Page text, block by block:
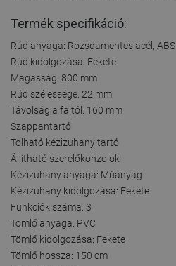
Termék specifikáció:
Rúd anyaga: Rozsdamentes acél, ABS
Rúd kidolgozása: Fekete
Magasság: 800 mm
Rúd szélessége: 22 mm
Távolság a faltól: 160 mm
Szappantartó
Tolható kézizuhany tartó
Állítható szerelőkonzolok
Kézizuhany anyaga: Műanyag
Kézizuhany kidolgozása: Fekete
Funkciók száma: 3
Tömlő anyaga: PVC
Tömlő kidolgozása: Fekete
Tömlő hossza: 150 cm